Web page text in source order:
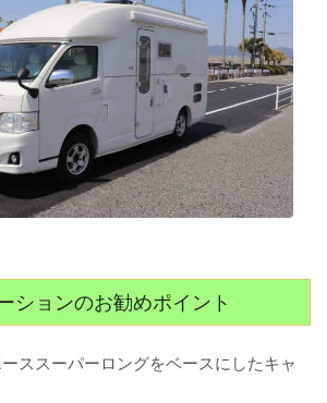
ションのお勧めポイント
ススーパーロングをベースにしたキャ